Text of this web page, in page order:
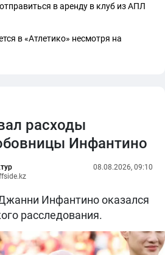
в аренду в клуб из АПЛ
в «Атлетико» несмотря на
расходы
Инфантино
08.08.2026, 09:10
Инфантино оказался
расследования.